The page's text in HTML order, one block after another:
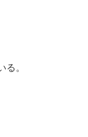
る。